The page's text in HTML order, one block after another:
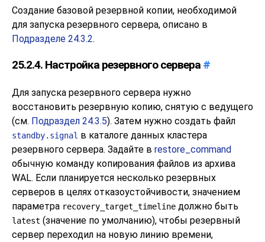
Создание базовой резервной копии, необходимой
для запуска резервного сервера, описано в
Подразделе 24.3.2.
25.2.4. Настройка резервного сервера #
Для запуска резервного сервера нужно
восстановить резервную копию, снятую с ведущего
(см. Подраздел 24.3.5). Затем нужно создать файл
standby.signal в каталоге данных кластера
резервного сервера. Задайте в restore_command
обычную команду копирования файлов из архива
WAL. Если планируется несколько резервных
серверов в целях отказоустойчивости, значением
параметра recovery_target_timeline должно быть
latest (значение по умолчанию), чтобы резервный
сервер переходил на новую линию времени,